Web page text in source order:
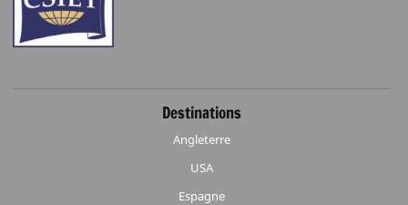
Destinations
Angleterre
USA
Espagne